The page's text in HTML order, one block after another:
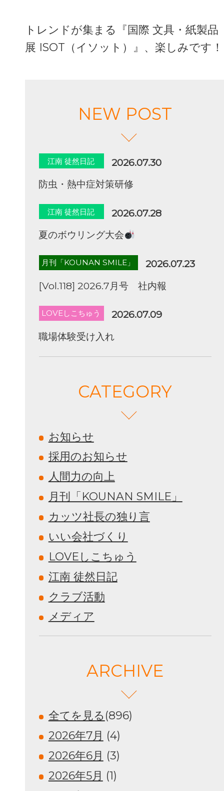
トレンドが集まる『国際 文具・紙製品
展 ISOT（イソット）』、楽しみです！
NEW POST
江南 徒然日記
2026.07.30
防虫・熱中症対策研修
江南 徒然日記
2026.07.28
夏のボウリング大会
月刊「KOUNAN SMILE」
2026.07.23
[Vol.118] 2026.7月号 社内報
LOVEしこちゅう
2026.07.09
職場体験受け入れ
CATEGORY
お知らせ
採用のお知らせ
人間力の向上
月刊「KOUNAN SMILE」
カッツ社長の独り言
いい会社づくり
LOVEしこちゅう
江南 徒然日記
クラブ活動
メディア
ARCHIVE
全てを見る (896)
2026年7月 (4)
2026年6月 (3)
2026年5月 (1)